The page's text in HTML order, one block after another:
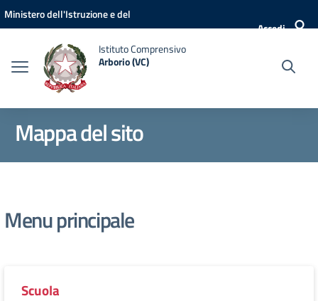
Vai ai contenuti
Vai al menu di navigazione
Vai al footer
Ministero dell'Istruzione e del
Accedi
Istituto Comprensivo
Arborio (VC)
Mappa del sito
Menu principale
Scuola